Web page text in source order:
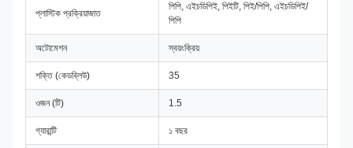
প্লাস্টিক প্রক্রিয়াজাত
পিপি, এইচডিপিই, পিইটি, পিই/পিপি, এইচডিপিই/
পিপি
অটোমেশন স্বয়ংক্রিয়
শক্তি (কেডব্লিউ) 35
ওজন (টি) 1.5
গ্যারান্টি ১ বছর